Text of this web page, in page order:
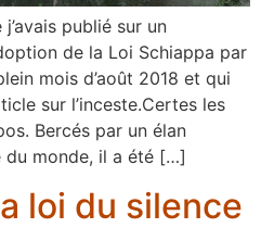
publié sur un
de la Loi Schiappa par
mois d’août 2018 et qui
sur l’inceste.Certes les
Bercés par un élan
monde, il a été […]
loi du silence